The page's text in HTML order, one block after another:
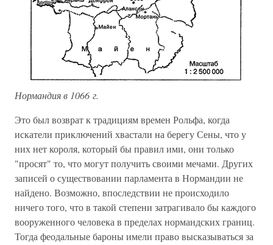
Нормандия в 1066 г.
Это был возврат к традициям времен Рольфа, когда
искатели приключений хвастали на берегу Сены, что у
них нет короля, который бы правил ими, они только
"просят" то, что могут получить своими мечами. Других
записей о существовании парламента в Нормандии не
найдено. Возможно, впоследствии не происходило
ничего того, что в такой степени затрагивало бы каждого
вооруженного человека в пределах нормандских границ.
Тогда феодальные бароны имели право высказываться за